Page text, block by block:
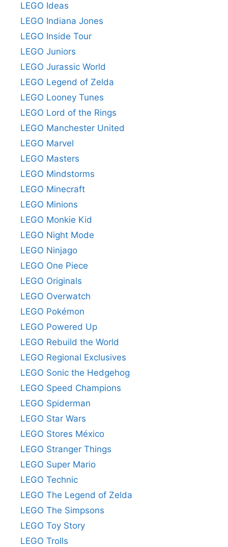
LEGO Ideas
LEGO Indiana Jones
LEGO Inside Tour
LEGO Juniors
LEGO Jurassic World
LEGO Legend of Zelda
LEGO Looney Tunes
LEGO Lord of the Rings
LEGO Manchester United
LEGO Marvel
LEGO Masters
LEGO Mindstorms
LEGO Minecraft
LEGO Minions
LEGO Monkie Kid
LEGO Night Mode
LEGO Ninjago
LEGO One Piece
LEGO Originals
LEGO Overwatch
LEGO Pokémon
LEGO Powered Up
LEGO Rebuild the World
LEGO Regional Exclusives
LEGO Sonic the Hedgehog
LEGO Speed Champions
LEGO Spiderman
LEGO Star Wars
LEGO Stores México
LEGO Stranger Things
LEGO Super Mario
LEGO Technic
LEGO The Legend of Zelda
LEGO The Simpsons
LEGO Toy Story
LEGO Trolls